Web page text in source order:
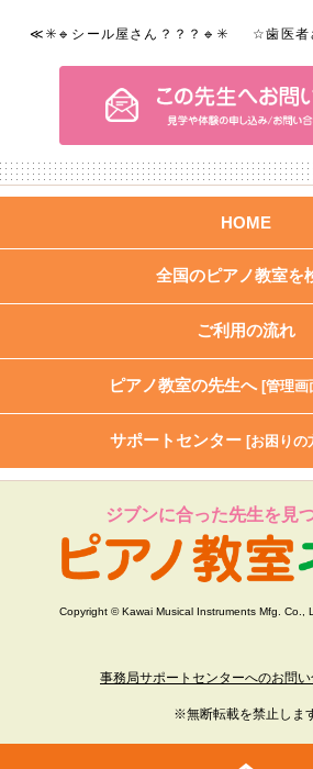
≪✳️🔹シール屋さん？？？🔹✳️ ☆歯医者
HOME
全国のピアノ教室を
ご利用の流れ
ピアノ教室の先生へ [管理画
サポートセンター [お困りの
ジブンに合った先生を見
Copyright © Kawai Musical Instruments Mfg. Co.,
事務局サポートセンターへのお問
※無断転載を禁止しま